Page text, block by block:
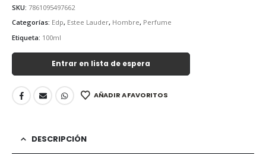
SKU: 7861095497662
Categorías: Edp, Estee Lauder, Hombre, Perfume
Etiqueta: 100ml
Entrar en lista de espera
AÑADIR A FAVORITOS
DESCRIPCIÓN